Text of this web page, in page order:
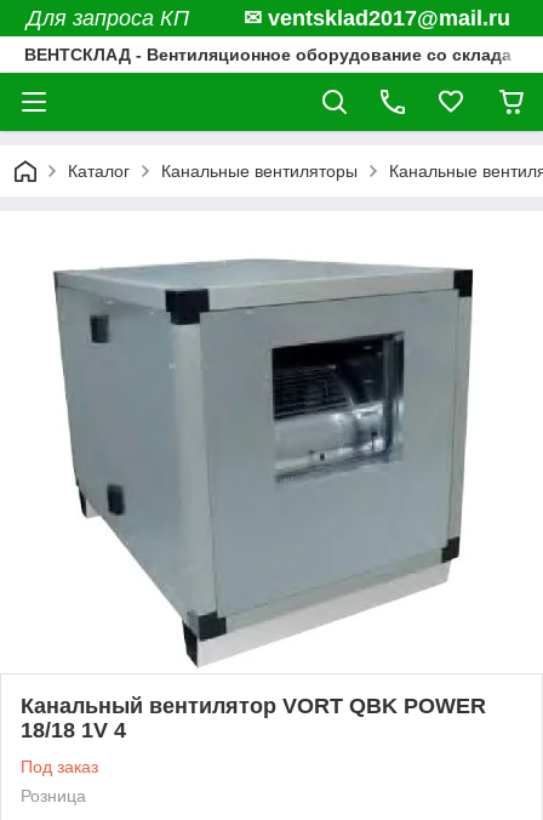
Для запроса КП ✉ ventsklad2017@mail.ru
ВЕНТСКЛАД - Вентиляционное оборудование со склада
Каталог Канальные вентиляторы Канальные
Канальный вентилятор VORT QBK POWER
18/18 1V 4
Под заказ
Розница